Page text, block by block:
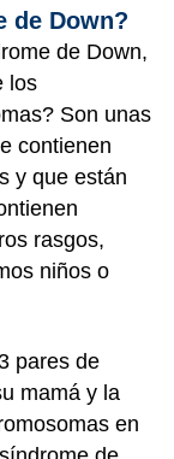
de Down?
de Down,
los
Son unas
contienen
y que están
rasgos,
niños o
pares de
mamá y la
en